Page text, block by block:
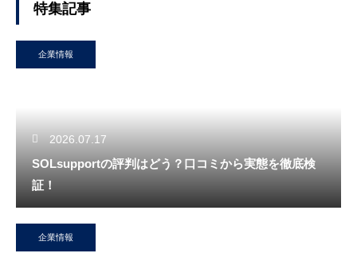
特集記事
企業情報
2026.07.17
SOLsupportの評判はどう？口コミから実態を徹底検
証！
企業情報